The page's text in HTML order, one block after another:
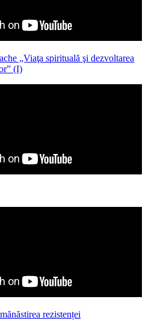
„Viaţa spirituală şi dezvoltarea
(I)
rezistenței